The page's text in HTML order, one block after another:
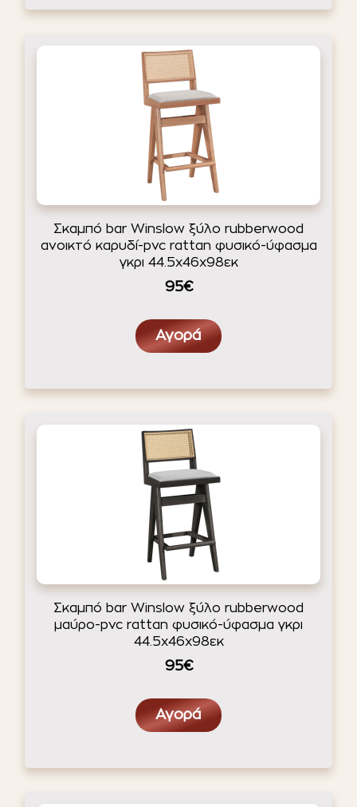
Σκαμπό bar Winslow ξύλο rubberwood
ανοικτό καρυδί-pvc rattan φυσικό-ύφασμα
γκρι 44.5x46x98εκ
95€
Αγορά
Σκαμπό bar Winslow ξύλο rubberwood
μαύρο-pvc rattan φυσικό-ύφασμα γκρι
44.5x46x98εκ
95€
Αγορά